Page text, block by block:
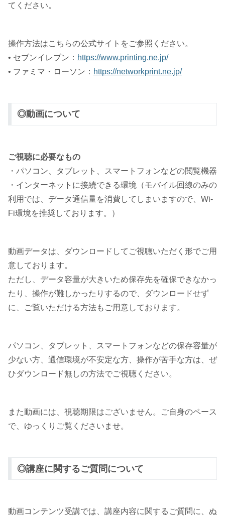
てください。
操作方法はこちらの公式サイトをご参照ください。
• セブンイレブン： https://www.printing.ne.jp/
• ファミマ・ローソン： https://networkprint.ne.jp/
◎動画について
ご視聴に必要なもの
・パソコン、タブレット、スマートフォンなどの閲覧機器
・インターネットに接続できる環境（モバイル回線のみの
利用では、データ通信量を消費してしまいますので、Wi-
Fi環境を推奨しております。）
動画データは、ダウンロードしてご視聴いただく形でご用
意しております。
ただし、データ容量が大きいため保存先を確保できなかっ
たり、操作が難しかったりするので、ダウンロードせず
に、ご覧いただける方法もご用意しております。
パソコン、タブレット、スマートフォンなどの保存容量が
少ない方、通信環境が不安定な方、操作が苦手な方は、ぜ
ひダウンロード無しの方法でご視聴ください。
また動画には、視聴期限はございません。ご自身のペース
で、ゆっくりご覧くださいませ。
◎講座に関するご質問について
動画コンテンツ受講では、講座内容に関するご質問に、ぬ